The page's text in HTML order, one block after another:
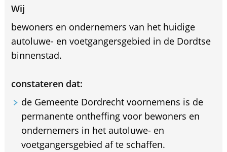
Wij
bewoners en ondernemers van het huidige
autoluwe- en voetgangersgebied in de Dordtse
binnenstad.
constateren dat:
de Gemeente Dordrecht voornemens is de
permanente ontheffing voor bewoners en
ondernemers in het autoluwe- en
voetgangersgebied af te schaffen.